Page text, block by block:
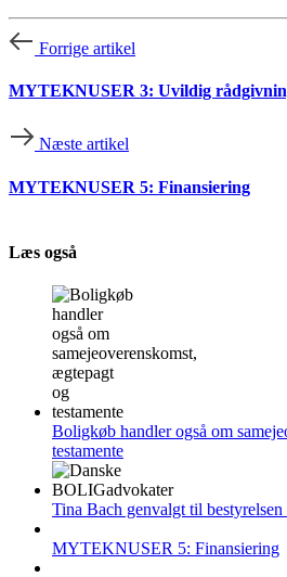
Forrige artikel
MYTEKNUSER 3: Uvildig
Næste artikel
MYTEKNUSER 5: Finansiering
Læs også
Boligkøb handler også om
testamente
Tina Bach genvalgt til
MYTEKNUSER 5: Finansiering